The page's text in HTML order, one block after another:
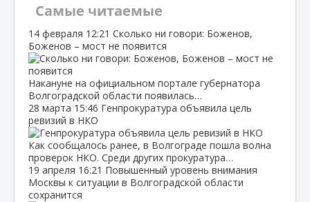
Самые читаемые
14 февраля 12:21 Сколько ни говори: Боженов,
Боженов – мост не появится
Накануне на официальном портале губернатора
Волгоградской области появилась…
28 марта 15:46 Генпрокуратура объявила цель
ревизий в НКО
Как сообщалось ранее, в Волгограде пошла волна
проверок НКО. Среди других прокуратура…
19 апреля 16:21 Повышенный уровень внимания
Москвы к ситуации в Волгоградской области
сохранится